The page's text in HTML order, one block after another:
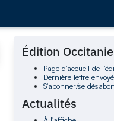
Édition
Page d'accueil de
Dernière lettre
S'abonner/se
Actualités